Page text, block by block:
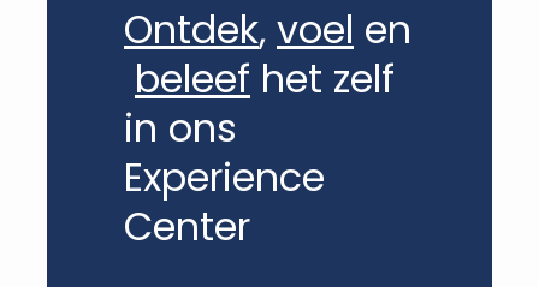
Ontdek, voel en
beleef het zelf
in ons
Experience
Center